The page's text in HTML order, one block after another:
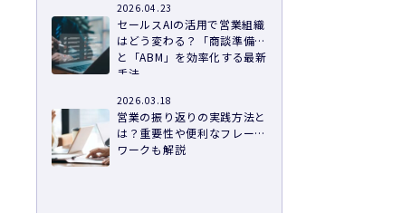
2026.04.23
セールスAIの活用で営業組織
はどう変わる？「商談準備」
と「ABM」を効率化する最新
手法
2026.03.18
営業の振り返りの実践方法と
は？重要性や便利なフレーム
ワークも解説